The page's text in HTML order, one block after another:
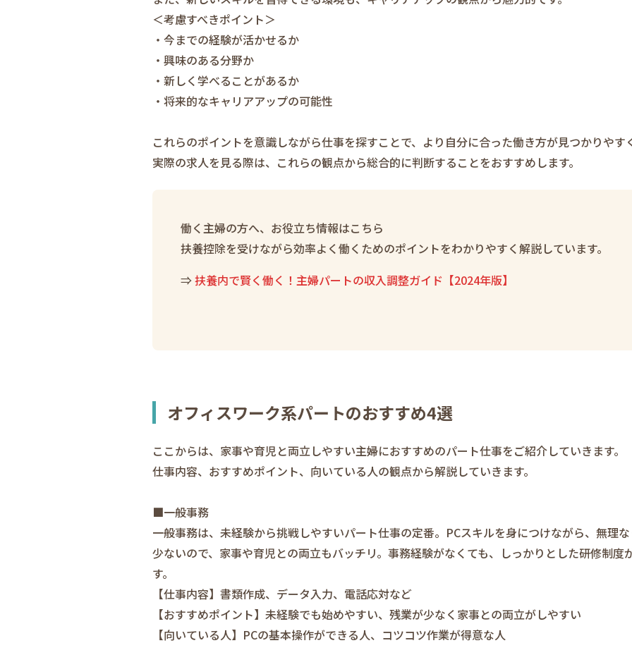
＜考慮すべきポイント＞
・今までの経験が活かせるか
・興味のある分野か
・新しく学べることがあるか
・将来的なキャリアアップの可能性
これらのポイントを意識しながら仕事を探すことで、より自分に合った働き方が見つかりやす
実際の求人を見る際は、これらの観点から総合的に判断することをおすすめします。
働く主婦の方へ、お役立ち情報はこちら
扶養控除を受けながら効率よく働くためのポイントをわかりやすく解説しています。
⇒扶養内で賢く働く！主婦パートの収入調整ガイド【2024年版】
オフィスワーク系パートのおすすめ4選
ここからは、家事や育児と両立しやすい主婦におすすめのパート仕事をご紹介していきます。
仕事内容、おすすめポイント、向いている人の観点から解説していきます。
■一般事務
一般事務は、未経験から挑戦しやすいパート仕事の定番。PCスキルを身につけながら、無理
少ないので、家事や育児との両立もバッチリ。事務経験がなくても、しっかりとした研修制度
す。
【仕事内容】書類作成、データ入力、電話応対など
【おすすめポイント】未経験でも始めやすい、残業が少なく家事との両立がしやすい
【向いている人】PCの基本操作ができる人、コツコツ作業が得意な人